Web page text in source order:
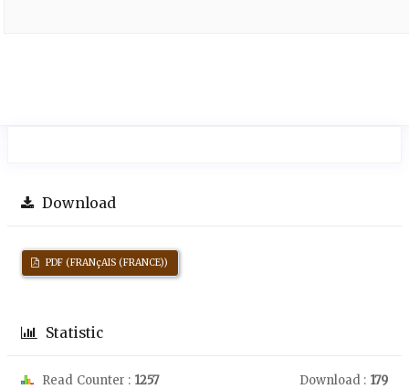
Download
PDF (FRANçAIS (FRANCE))
Statistic
Read Counter : 1257 Download : 179